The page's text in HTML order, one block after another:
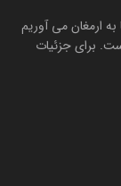
ارمغان می آوریم
برای جزئیات